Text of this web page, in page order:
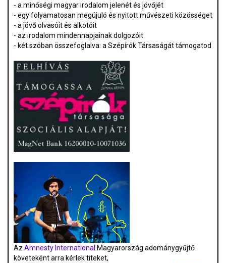
- a minőségi magyar irodalom jelenét és jövőjét
- egy folyamatosan megújuló és nyitott művészeti közösséget
- a jövő olvasóit és alkotóit
- az irodalom mindennapjainak dolgozóit
- két szóban összefoglalva: a Szépírók Társaságát támogatod
Az Amnesty International Magyarország adománygyűjtő
követeként arra kérlek titeket,